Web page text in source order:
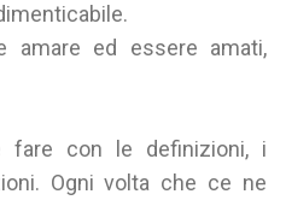
amare ed essere amati,
fare con le definizioni, i
Ogni volta che ce ne